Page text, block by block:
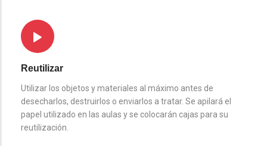
Reutilizar
Utilizar los objetos y materiales al máximo antes de
desecharlos, destruirlos o enviarlos a tratar. Se apilará el
papel utilizado en las aulas y se colocarán cajas para su
reutilización.